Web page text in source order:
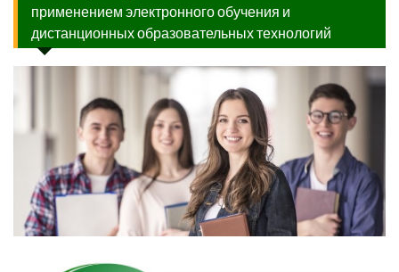
применением электронного обучения и
дистанционных образовательных технологий